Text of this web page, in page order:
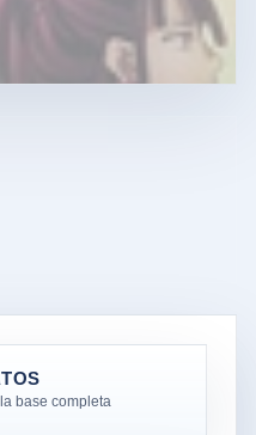
base completa